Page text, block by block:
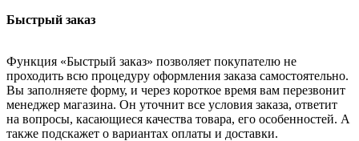
Быстрый заказ
Функция «Быстрый заказ» позволяет покупателю не
проходить всю процедуру оформления заказа самостоятельно.
Вы заполняете форму, и через короткое время вам перезвонит
менеджер магазина. Он уточнит все условия заказа, ответит
на вопросы, касающиеся качества товара, его особенностей. А
также подскажет о вариантах оплаты и доставки.